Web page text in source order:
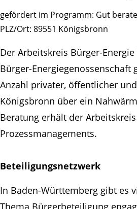
gefördert im Programm: Gut
PLZ/Ort: 89551 Königsbronn
Der Arbeitskreis Bürger-
Bürger-Energiegenossenschaft
Anzahl privater, öffentlicher
Königsbronn über ein
Beratung erhält der
Prozessmanagements.
Beteiligungsnetzwerk
In Baden-Württemberg gibt es
Thema Bürgerbeteiligung